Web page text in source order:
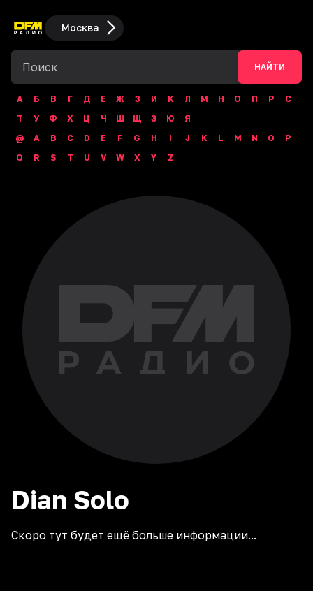
Москва
НАЙТИ
А Б В Г Д Е Ж З И К Л М Н О П Р
С
Т
У Ф Х Ц Ч Ш Щ Э Ю
Я
@
A B C D E F G H I J K L M N O
P
Q
R S T U V W X Y Z
Dian Solo
Скоро тут будет ещё больше информации...